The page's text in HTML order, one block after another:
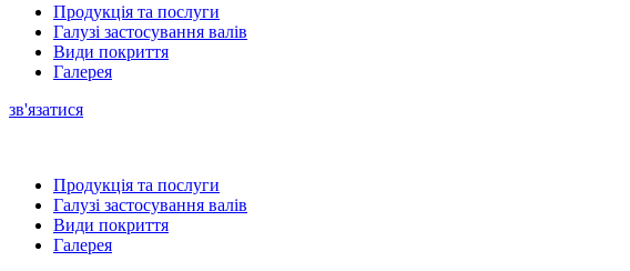
Продукція та послуги
Галузі застосування валів
Види покриття
Галерея
зв'язатися
Продукція та послуги
Галузі застосування валів
Види покриття
Галерея